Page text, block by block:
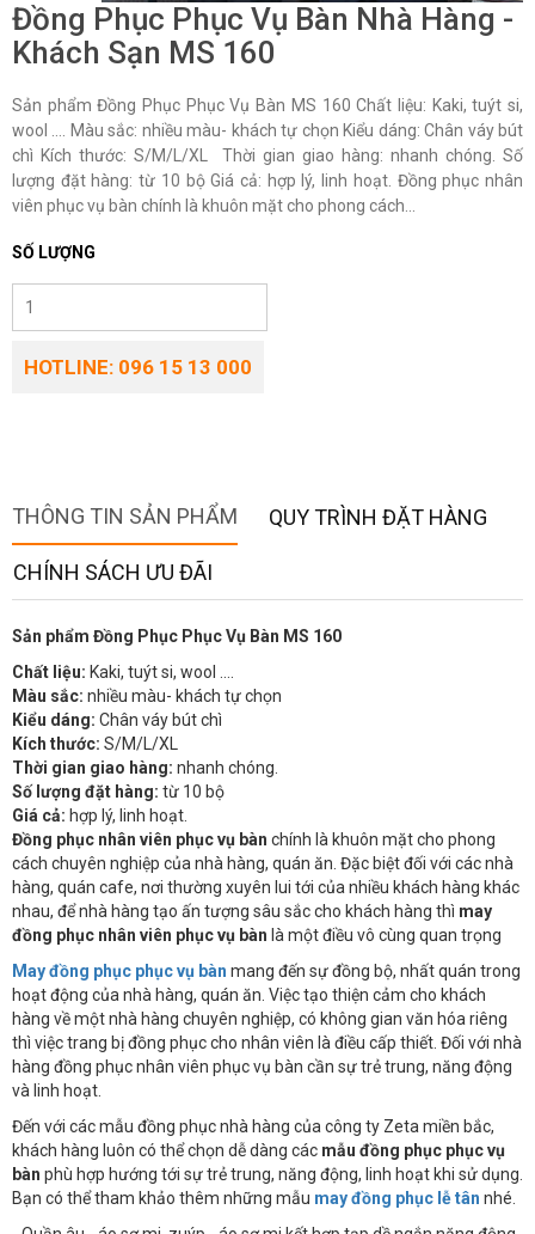
Đồng Phục Phục Vụ Bàn Nhà Hàng -
Khách Sạn MS 160
Sản phẩm Đồng Phục Phục Vụ Bàn MS 160 Chất liệu: Kaki, tuýt si,
wool …. Màu sắc: nhiều màu- khách tự chọn Kiểu dáng: Chân váy bút
chì Kích thước: S/M/L/XL Thời gian giao hàng: nhanh chóng. Số
lượng đặt hàng: từ 10 bộ Giá cả: hợp lý, linh hoạt. Đồng phục nhân
viên phục vụ bàn chính là khuôn mặt cho phong cách...
SỐ LƯỢNG
HOTLINE: 096 15 13 000
THÔNG TIN SẢN PHẨM QUY TRÌNH ĐẶT HÀNG
CHÍNH SÁCH ƯU ĐÃI
Sản phẩm Đồng Phục Phục Vụ Bàn MS 160
Chất liệu: Kaki, tuýt si, wool ….
Màu sắc: nhiều màu- khách tự chọn
Kiểu dáng: Chân váy bút chì
Kích thước: S/M/L/XL
Thời gian giao hàng: nhanh chóng.
Số lượng đặt hàng: từ 10 bộ
Giá cả: hợp lý, linh hoạt.
Đồng phục nhân viên phục vụ bàn chính là khuôn mặt cho phong
cách chuyên nghiệp của nhà hàng, quán ăn. Đặc biệt đối với các nhà
hàng, quán cafe, nơi thường xuyên lui tới của nhiều khách hàng khác
nhau, để nhà hàng tạo ấn tượng sâu sắc cho khách hàng thì may
đồng phục nhân viên phục vụ bàn là một điều vô cùng quan trọng
May đồng phục phục vụ bàn mang đến sự đồng bộ, nhất quán trong
hoạt động của nhà hàng, quán ăn. Việc tạo thiện cảm cho khách
hàng về một nhà hàng chuyên nghiệp, có không gian văn hóa riêng
thì việc trang bị đồng phục cho nhân viên là điều cấp thiết. Đối với nhà
hàng đồng phục nhân viên phục vụ bàn cần sự trẻ trung, năng động
và linh hoạt.
Đến với các mẫu đồng phục nhà hàng của công ty Zeta miền bắc,
khách hàng luôn có thể chọn dễ dàng các mẫu đồng phục phục vụ
bàn phù hợp hướng tới sự trẻ trung, năng động, linh hoạt khi sử dụng.
Bạn có thể tham khảo thêm những mẫu may đồng phục lễ tân nhé.